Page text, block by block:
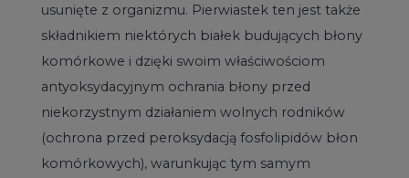
usunięte z organizmu. Pierwiastek ten jest także
składnikiem niektórych białek budujących błony
komórkowe i dzięki swoim właściwościom
antyoksydacyjnym ochrania błony przed
niekorzystnym działaniem wolnych rodników
(ochrona przed peroksydacją fosfolipidów błon
komórkowych), warunkując tym samym